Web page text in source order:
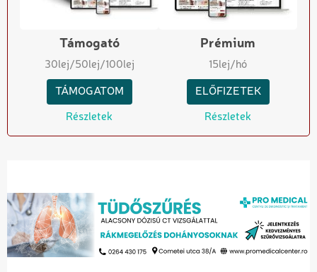
Támogató
30lej/50lej/100lej
TÁMOGATOM
Részletek
Prémium
15lej/hó
ELŐFIZETEK
Részletek